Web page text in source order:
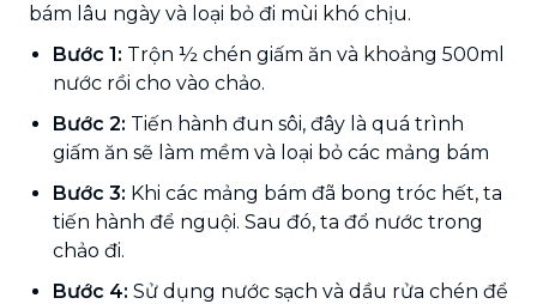
bám lâu ngày và loại bỏ đi mùi khó chịu.
Bước 1: Trộn ½ chén giấm ăn và khoảng 500ml
nước rồi cho vào chảo.
Bước 2: Tiến hành đun sôi, đây là quá trình
giấm ăn sẽ làm mềm và loại bỏ các mảng bám
Bước 3: Khi các mảng bám đã bong tróc hết, ta
tiến hành để nguội. Sau đó, ta đổ nước trong
chảo đi.
Bước 4: Sử dụng nước sạch và dầu rửa chén để